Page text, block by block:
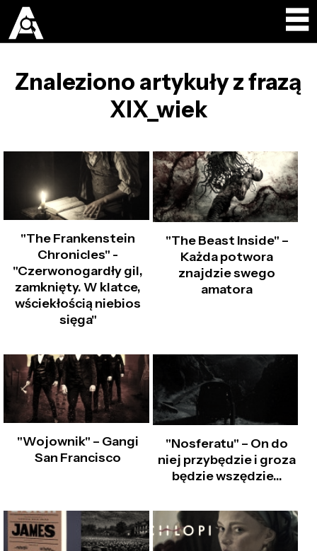
Znaleziono artykuły z frazą
XIX_wiek
"The Frankenstein
Chronicles" -
"Czerwonogardły gil,
zamknięty. W klatce,
wściekłością niebios
sięga"
"The Beast Inside" –
Każda potwora
znajdzie swego
amatora
"Wojownik" – Gangi
San Francisco
"Nosferatu" – On do
niej przybędzie i groza
będzie wszędzie…